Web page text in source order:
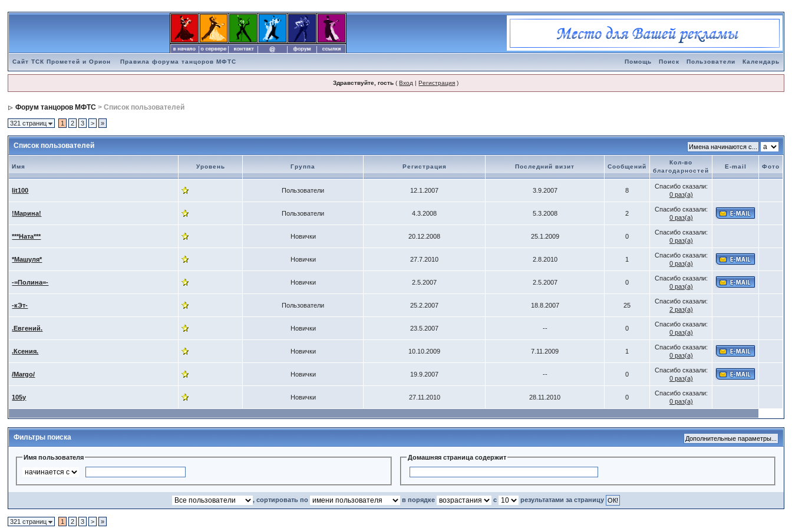
Сайт ТСК Прометей и Орион Правила форума танцоров МФТС Помощь Поиск Пользователи Календарь
Здравствуйте, гость (Вход |Регистрация )
Форум танцоров МФТС > Список пользователей
321 страниц 1 2 3 > »
Список пользователей
Имя Уровень Группа Регистрация Последний визит Сообщений
Кол-во
благодарностей
E-mail Фото
lit100 Пользователи 12.1.2007 3.9.2007 8
Спасибо сказали:
0 раз(а)
!Марина! Пользователи 4.3.2008 5.3.2008 2
Спасибо сказали:
0 раз(а)
***Ната*** Новички 20.12.2008 25.1.2009 0
Спасибо сказали:
0 раз(а)
*Машуля* Новички 27.7.2010 2.8.2010 1
Спасибо сказали:
0 раз(а)
-=Полина=- Новички 2.5.2007 2.5.2007 0
Спасибо сказали:
0 раз(а)
-кЭт- Пользователи 25.2.2007 18.8.2007 25
Спасибо сказали:
2 раз(а)
.Евгений. Новички 23.5.2007 -- 0
Спасибо сказали:
0 раз(а)
.Ксения. Новички 10.10.2009 7.11.2009 1
Спасибо сказали:
0 раз(а)
/Margo/ Новички 19.9.2007 -- 0
Спасибо сказали:
0 раз(а)
105y Новички 27.11.2010 28.11.2010 0
Спасибо сказали:
0 раз(а)
Фильтры поиска
Имя пользователя Домашняя страница содержит
, сортировать по в порядке с результатами за страницу
321 страниц 1 2 3 > »